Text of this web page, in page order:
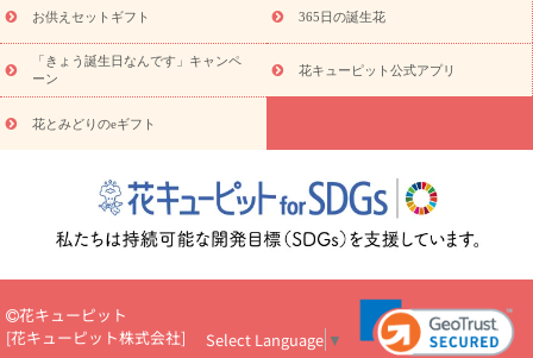
ド
お花の種類 トルコキキョウ
お祝い お祝い・3000円～ お祝い・4000円～
お祝い・
5000円～
お祝い・7000円～ お祝い・ 10000円～
お供え・お
悔やみ
円～
お供え・お悔やみ・
いのマナー
定年退職祝いのマナー
お祝いを贈るときのマナー・
花キューピットのお祝いコラム一覧
誕生日のお花を「色
彩心理学」で選ぶ方法
結婚祝いの予算相場
出産祝いお役立ち情
ール
新築引っ越し祝いコラム お祝い花のマナー総まとめ
職
場上司や先輩へ贈るお祝い花の正解は？
開店祝いの花 選び方ガイ
お供えセットギフト 365日の誕生花
「きょう誕生日なんです」キャンペ
ーン
花キューピット公式アプリ
花とみどりのeギフト
花キューピット
[花キューピット株式会社] Select Language ▼